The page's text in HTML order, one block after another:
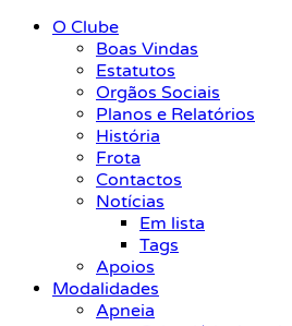
O Clube
Boas Vindas
Estatutos
Orgãos Sociais
Planos e Relatórios
História
Frota
Contactos
Notícias
Em lista
Tags
Apoios
Modalidades
Apneia